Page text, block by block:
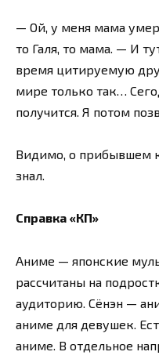
— Ой, у меня мама
то Галя, то мама. — И
время цитируемую
мире только так…
получится. Я потом
Видимо, о прибывшем
знал.
Справка «КП»
Аниме — японские
рассчитаны на
аудиторию. Сёнэн —
аниме для девушек.
аниме. В отдельное